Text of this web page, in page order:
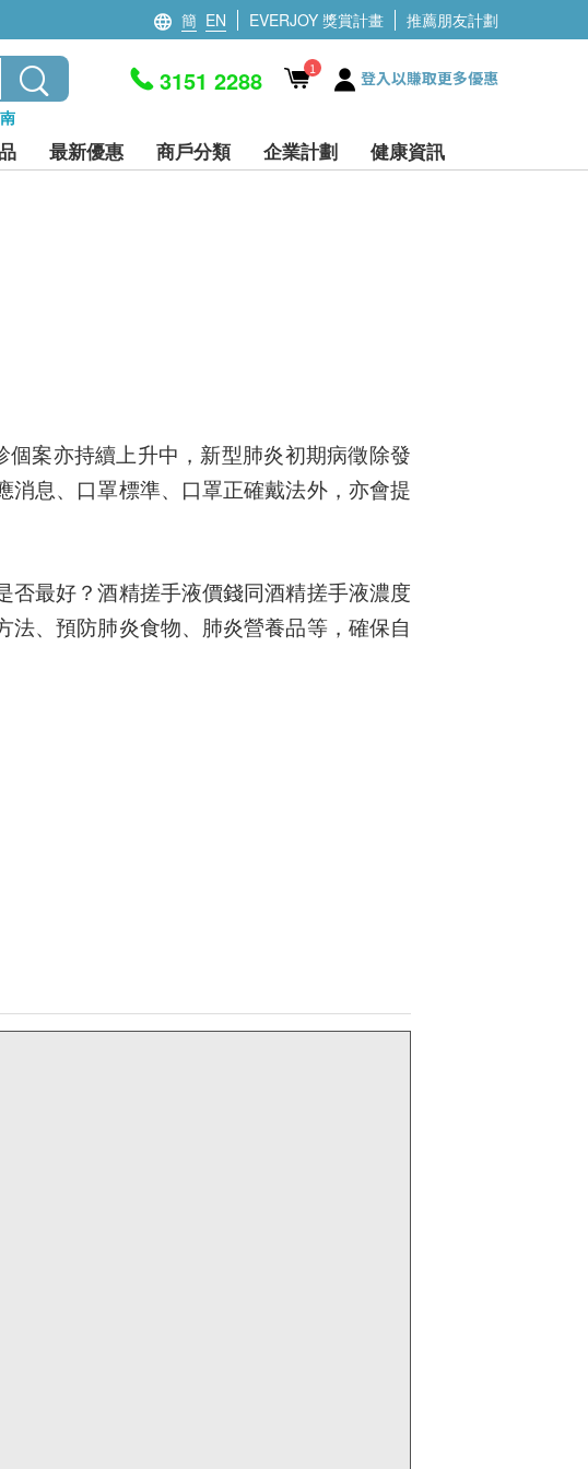
簡 EN EVERJOY 獎賞計畫 推薦朋友計劃
3151 2288 1 登入以賺取更多優惠
最新優惠 商戶分類 企業計劃 健康資訊
案亦持續上升中，新型肺炎初期病徵除發
息、口罩標準、口罩正確戴法外，亦會提
最好？酒精搓手液價錢同酒精搓手液濃度
、預防肺炎食物、肺炎營養品等，確保自